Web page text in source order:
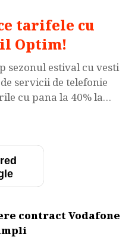
tarifele cu
Optim!
sezonul estival cu vesti
servicii de telefonie
cu pana la 40% la
pentru clientii noi
portofoliul Digi. Noile
existenti ai
contract Vodafone